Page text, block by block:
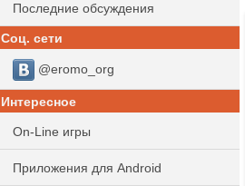
Последние обсуждения
Соц. сети
@eromo_org
Интересное
On-Line игры
Приложения для Android